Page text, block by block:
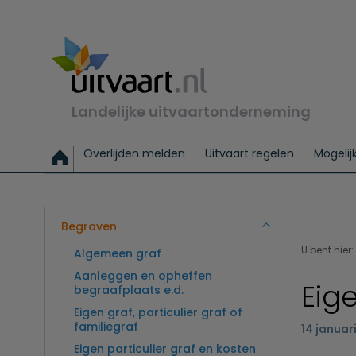
Landelijke uitvaartonderneming
Overlijden melden Uitvaart regelen
Exclusieve uitvaart Begrafenis Basis
Begraven
Algemeen graf
Aanleggen en opheffen
begraafplaats e.d.
Eigen graf, particulier graf of
familiegraf
Eigen particulier graf en kosten
U bent hier:
14